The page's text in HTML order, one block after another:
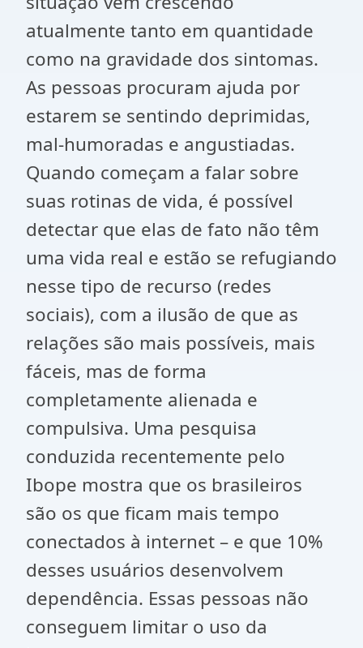
atualmente tanto em quantidade
como na gravidade dos sintomas.
As pessoas procuram ajuda por
estarem se sentindo deprimidas,
mal-humoradas e angustiadas.
Quando começam a falar sobre
suas rotinas de vida, é possível
detectar que elas de fato não têm
uma vida real e estão se refugiando
nesse tipo de recurso (redes
sociais), com a ilusão de que as
relações são mais possíveis, mais
fáceis, mas de forma
completamente alienada e
compulsiva. Uma pesquisa
conduzida recentemente pelo
Ibope mostra que os brasileiros
são os que ficam mais tempo
conectados à internet – e que 10%
desses usuários desenvolvem
dependência. Essas pessoas não
conseguem limitar o uso da